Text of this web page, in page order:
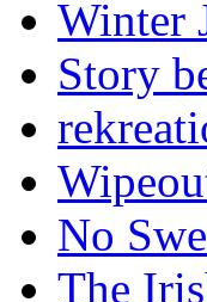
Winter
Story
No
The